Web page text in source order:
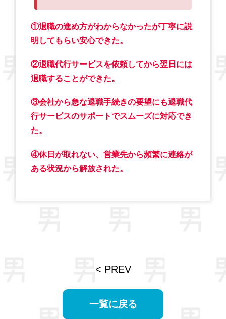
①退職の進め方がわからなかったが丁寧に説
明してもらい安心できた。
②退職代行サービスを依頼してから翌日には
退職することができた。
③会社から急な退職手続きの要望にも退職代
行サービスのサポートでスムーズに対応でき
た。
④休日が取れない、営業先から頻繁に連絡が
ある状況から解放された。
< PREV
一覧に戻る